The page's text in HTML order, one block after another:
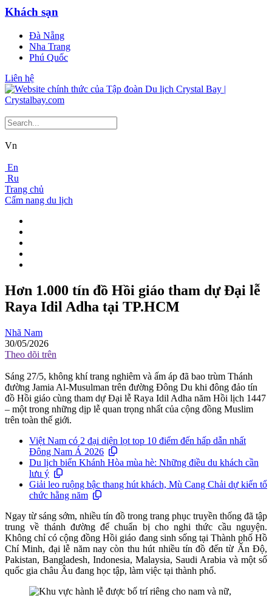
Khách sạn
Đà Nẵng
Nha Trang
Phú Quốc
Liên hệ
Vn
En
Ru
Trang chủ
Cẩm nang du lịch
Hơn 1.000 tín đồ Hồi giáo tham dự Đại lễ
Raya Idil Adha tại TP.HCM
Nhã Nam
30/05/2026
Theo dõi trên
Sáng 27/5, không khí trang nghiêm và ấm áp đã bao trùm Thánh
đường Jamia Al-Musulman trên đường Đông Du khi đông đảo tín
đồ Hồi giáo cùng tham dự Đại lễ Raya Idil Adha năm Hồi lịch 1447
– một trong những dịp lễ quan trọng nhất của cộng đồng Muslim
trên toàn thế giới.
Việt Nam có 2 đại diện lọt top 10 điểm đến hấp dẫn nhất
Đông Nam Á 2026
Du lịch biển Khánh Hòa mùa hè: Những điều du khách cần
lưu ý
Giải leo ruộng bậc thang hút khách, Mù Cang Chải dự kiến tổ
chức hằng năm
Ngay từ sáng sớm, nhiều tín đồ trong trang phục truyền thống đã tập
trung về thánh đường để chuẩn bị cho nghi thức cầu nguyện.
Không chỉ có cộng đồng Hồi giáo đang sinh sống tại Thành phố Hồ
Chí Minh, đại lễ năm nay còn thu hút nhiều tín đồ đến từ Ấn Độ,
Pakistan, Bangladesh, Indonesia, Malaysia, Saudi Arabia và một số
quốc gia châu Âu đang học tập, làm việc tại thành phố.